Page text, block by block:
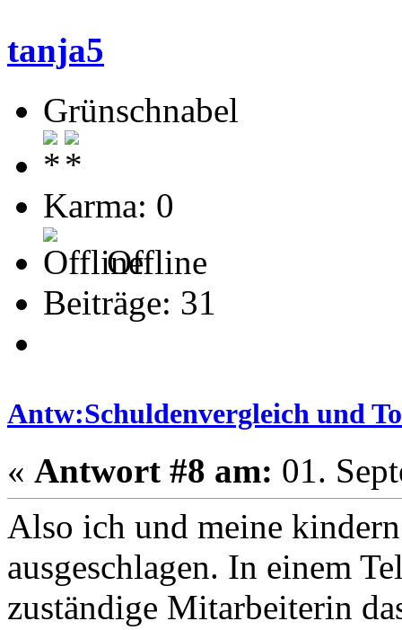
tanja5
Grünschnabel
Karma: 0
Offline
Beiträge: 31
Antw:Schuldenvergleich und
« Antwort #8 am: 01.
Also ich und meine
ausgeschlagen. In einem
zuständige Mitarbeiterin